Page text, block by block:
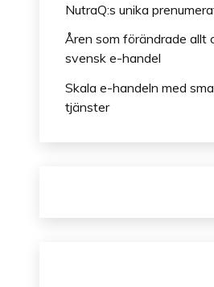
NutraQ:s unika
Åren som förändrade allt
svensk e-handel
Skala e-handeln med
tjänster